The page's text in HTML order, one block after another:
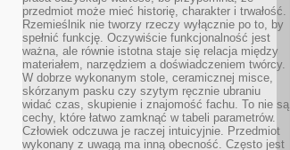
przedmiot może mieć historię, charakter i trwałość.
Rzemieślnik nie tworzy rzeczy wyłącznie po to, by
spełnić funkcję. Oczywiście funkcjonalność jest
ważna, ale równie istotna staje się relacja między
materiałem, narzędziem a doświadczeniem twórcy.
W dobrze wykonanym stole, ceramicznej misce,
skórzanym pasku czy szytym ręcznie ubraniu
widać czas, skupienie i znajomość fachu. To nie są
cechy, które łatwo zamknąć w tabeli parametrów.
Człowiek odczuwa je raczej intuicyjnie. Przedmiot
wykonany z uwagą ma inną obecność. Często jest